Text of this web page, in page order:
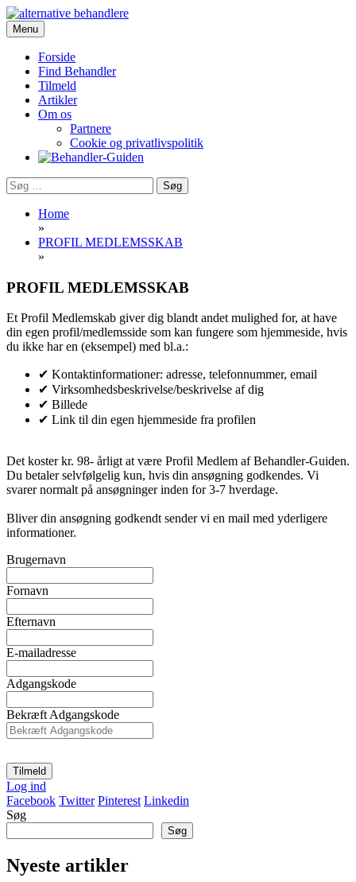
Skip
to
content
Portalen for alternativ behandling, sundhed og livskvalitet
Menu
Forside
Find Behandler
Tilmeld
Artikler
Om os
Partnere
Cookie og privatlivspolitik
Søg
efter:
Home
»
PROFIL MEDLEMSSKAB
»
PROFIL MEDLEMSSKAB
Et Profil Medlemskab giver dig blandt andet mulighed for, at have
din egen profil/medlemsside som kan fungere som hjemmeside, hvis
du ikke har en (eksempel) med bl.a.:
✔ Kontaktinformationer: adresse, telefonnummer, email
✔ Virksomhedsbeskrivelse/beskrivelse af dig
✔ Billede
✔ Link til din egen hjemmeside fra profilen
Det koster kr. 98- årligt at være Profil Medlem af Behandler-Guiden.
Du betaler selvfølgelig kun, hvis din ansøgning godkendes. Vi
svarer normalt på ansøgninger inden for 3-7 hverdage.
Bliver din ansøgning godkendt sender vi en mail med yderligere
informationer.
Brugernavn
Fornavn
Efternavn
E-mailadresse
Adgangskode
Bekræft Adgangskode
Log ind
Facebook Twitter Pinterest Linkedin
Søg
Søg
Nyeste artikler